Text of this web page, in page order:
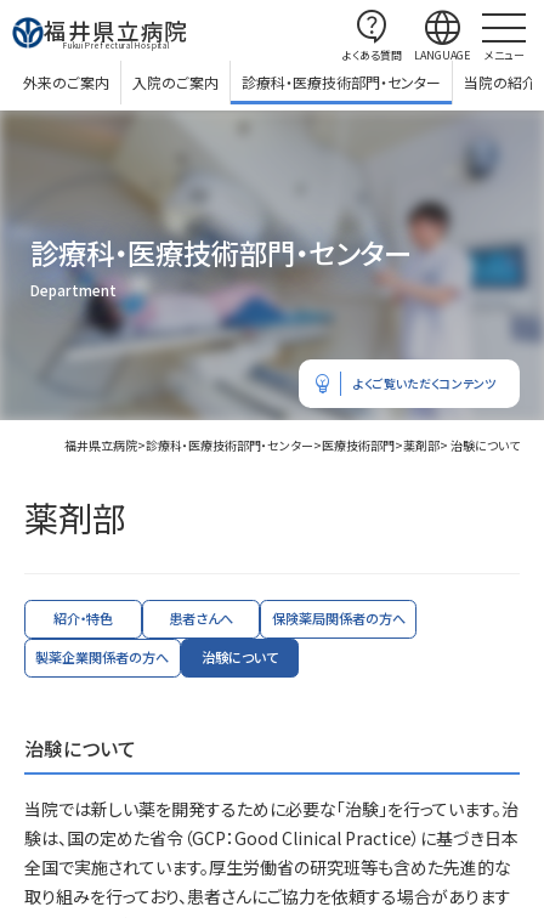
福井県立病院
Fukui Prefectural Hospital
外来のご案内 入院のご案内 診療科・医療技術部門・センター 当院の紹介
contact_support
よくある質問
language
LANGUAGE メニュー
診療科・医療技術部門・センター
Department
福井県立病院>診療科・医療技術部門・センター>医療技術部門>薬剤部> 治験について
薬剤部
紹介・特色 患者さんへ 保険薬局関係者の方へ
製薬企業関係者の方へ 治験について
治験について
当院では新しい薬を開発するために必要な「治験」を行っています。治
験は、国の定めた省令（GCP：Good Clinical Practice）に基づき日本
全国で実施されています。厚生労働省の研究班等も含めた先進的な
取り組みを行っており、患者さんにご協力を依頼する場合があります
emoji_objects よくご覧いただくコンテンツ